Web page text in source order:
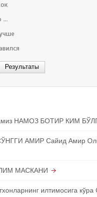
...
НАМОЗ БОТИР КИМ
АМИР Сайид Амир
МАСКАНИ
илтимосига